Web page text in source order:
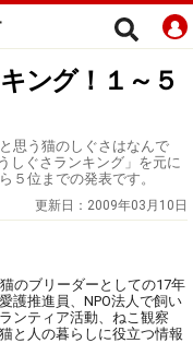
ング！１～５
思う猫のしぐさはなんで
しぐさランキング」を元に
５位までの発表です。
更新日： 2009年03月10日
のブリーダーとしての17年
護推進員、NPO法人で飼い
ンティア活動、ねこ観察
と人の暮らしに役立つ情報